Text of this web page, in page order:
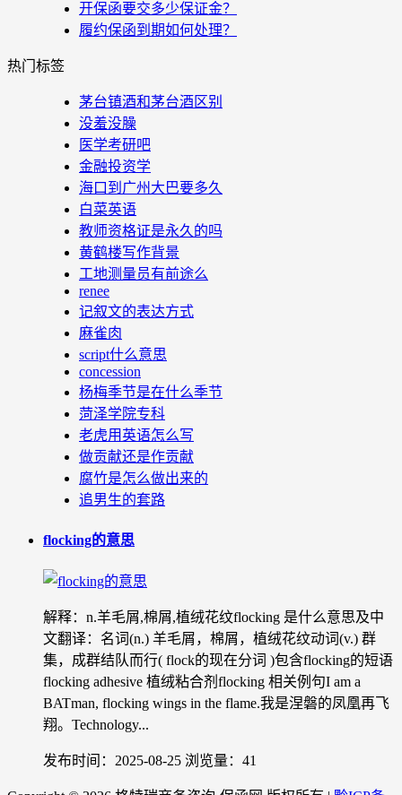
开保函要交多少保证金？
履约保函到期如何处理？
热门标签
茅台镇酒和茅台酒区别
没羞没臊
医学考研吧
金融投资学
海口到广州大巴要多久
白菜英语
教师资格证是永久的吗
黄鹤楼写作背景
工地测量员有前途么
renee
记叙文的表达方式
麻雀肉
script什么意思
concession
杨梅季节是在什么季节
菏泽学院专科
老虎用英语怎么写
做贡献还是作贡献
腐竹是怎么做出来的
追男生的套路
flocking的意思
解释：n.羊毛屑,棉屑,植绒花纹flocking 是什么意思及中
文翻译：名词(n.) 羊毛屑，棉屑，植绒花纹动词(v.) 群
集，成群结队而行( flock的现在分词 )包含flocking的短语
flocking adhesive 植绒粘合剂flocking 相关例句I am a
BATman, flocking wings in the flame.我是涅磐的凤凰再飞
翔。Technology...
发布时间：2025-08-25 浏览量：41